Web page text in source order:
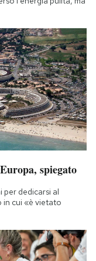
spiegato
per dedicarsi al
cui «è vietato